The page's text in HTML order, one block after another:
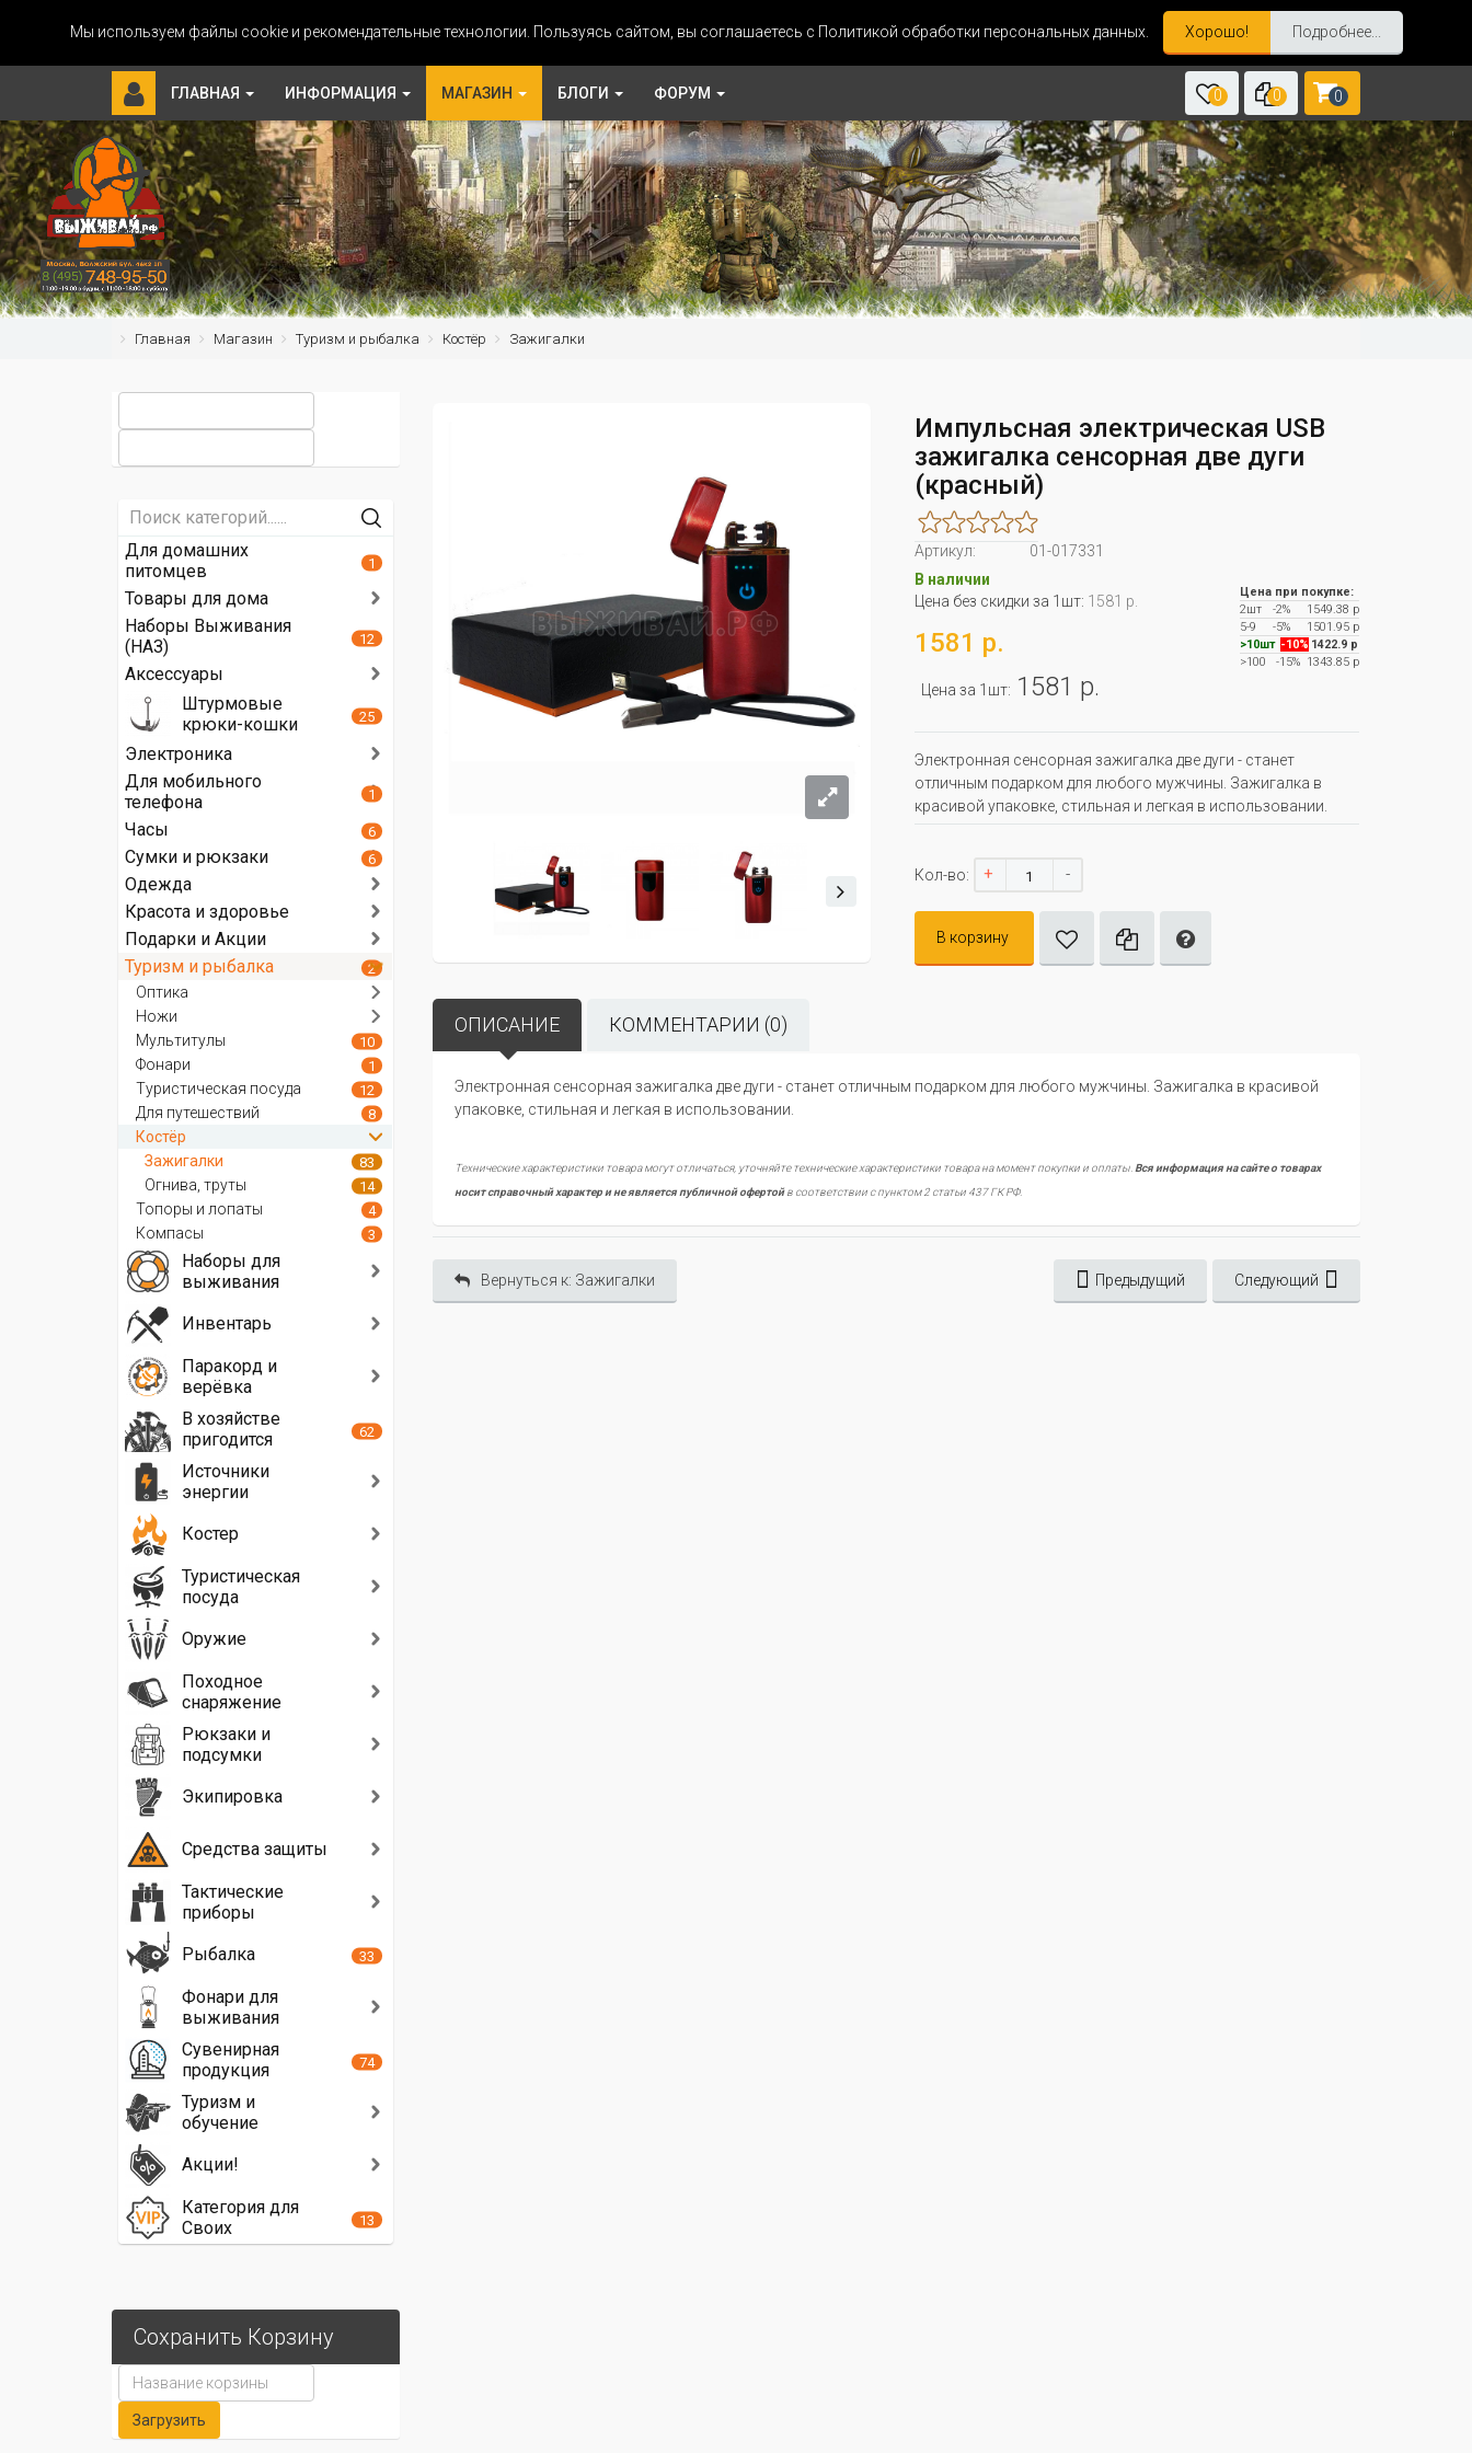
Мы используем файлы cookie и рекомендательные технологии. Пользуясь сайтом, вы соглашаетесь с Политикой обработки персональных данных. Хорошо! Подробнее...
ГЛАВНАЯ ИНФОРМАЦИЯ МАГАЗИН БЛОГИ ФОРУМ 0 0 0
Главная Магазин Туризм и рыбалка Костёр Зажигалки
Импульсная электрическая USB
зажигалка сенсорная две дуги
(красный)
Артикул:
01-017331
В наличии
Цена без скидки за 1шт: 1581 р.
1581 р.
Цена за 1шт: 1581 р.
Цена при покупке:
2шт
-2%
1549.38 р
5-9
-5%
1501.95 р
>10шт -10% 1422.9 р
>100
-15%1343.85 р
Электронная сенсорная зажигалка две дуги - станет
отличным подарком для любого мужчины. Зажигалка в
красивой упаковке, стильная и легкая в использовании.
Кол-во: + -
В корзину
ОПИСАНИЕ КОММЕНТАРИИ (0)
Электронная сенсорная зажигалка две дуги - станет отличным подарком для любого мужчины. Зажигалка в красивой
упаковке, стильная и легкая в использовании.
Технические характеристики товара могут отличаться, уточняйте технические характеристики товара на момент покупки и оплаты.Вся информация на сайте о товарах
носит справочный характер и не является публичной офертойв соответствии с пунктом 2 статьи 437 ГК РФ.
Вернуться к: Зажигалки Предыдущий Следующий
Для домашних
питомцев
1
Товары для дома
Наборы Выживания
(НАЗ)
12
Аксессуары
Штурмовые
крюки-кошки
25
Электроника
Для мобильного
телефона
1
Часы 6
Сумки и рюкзаки 6
Одежда
Красота и здоровье
Подарки и Акции
Туризм и рыбалка
2
Оптика
Ножи
Мультитулы
10
Фонари 1
Туристическая посуда 12
Для путешествий 8
Костёр
Зажигалки
83
Огнива, труты 14
Топоры и лопаты 4
Компасы 3
Наборы для
выживания
Инвентарь
Паракорд и
верёвка
В хозяйстве
пригодится
62
Источники
энергии
Костер
Туристическая
посуда
Оружие
Походное
снаряжение
Рюкзаки и
подсумки
Экипировка
Средства защиты
Тактические
приборы
Рыбалка
33
Фонари для
выживания
Сувенирная
продукция
74
Туризм и
обучение
Акции!
Категория для
Своих
13
Сохранить Корзину